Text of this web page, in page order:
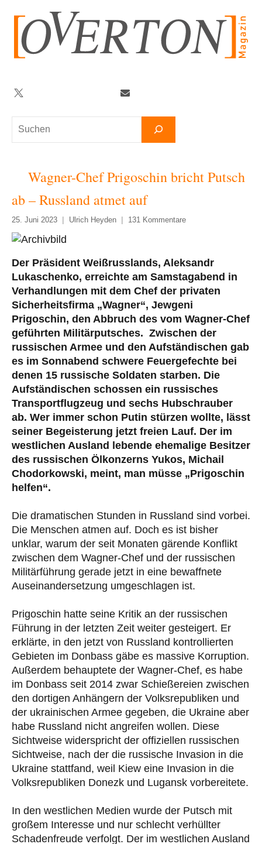
springen
Suchen
Twitter
Wagner-Chef Prigoschin bricht Putsch
ab – Russland atmet auf
25. Juni 2023 Ulrich Heyden 131 Kommentare
Der Präsident Weißrusslands, Aleksandr
Lukaschenko, erreichte am Samstagabend in
Verhandlungen mit dem Chef der privaten
Sicherheitsfirma „Wagner“, Jewgeni
Prigoschin, den Abbruch des vom Wagner-Chef
geführten Militärputsches. Zwischen der
russischen Armee und den Aufständischen gab
es im Sonnabend schwere Feuergefechte bei
denen 15 russische Soldaten starben. Die
Aufständischen schossen ein russisches
Transportflugzeug und sechs Hubschrauber
ab. Wer immer schon Putin stürzen wollte, lässt
seiner Begeisterung jetzt freien Lauf. Der im
westlichen Ausland lebende ehemalige Besitzer
des russischen Ölkonzerns Yukos, Michail
Chodorkowski, meint, man müsse „Prigoschin
helfen“.
Die dramatischen Stunden in Russland sind vorbei.
Die Menschen atmen auf. Doch es ist bisher
unklar, warum der seit Monaten gärende Konflikt
zwischen dem Wagner-Chef und der russischen
Militärführung gerade jetzt in eine bewaffnete
Auseinandersetzung umgeschlagen ist.
Prigoschin hatte seine Kritik an der russischen
Führung in der letzten Zeit weiter gesteigert. Er
erklärte, in den jetzt von Russland kontrollierten
Gebieten im Donbass gäbe es massive Korruption.
Außerdem behauptete der Wagner-Chef, es habe
im Donbass seit 2014 zwar Schießereien zwischen
den dortigen Anhängern der Volksrepubliken und
der ukrainischen Armee gegeben, die Ukraine aber
habe Russland nicht angreifen wollen. Diese
Sichtweise widerspricht der offiziellen russischen
Sichtweise, nach der die russische Invasion in die
Ukraine stattfand, weil Kiew eine Invasion in die
Volksrepubliken Donezk und Lugansk vorbereitete.
In den westlichen Medien wurde der Putsch mit
großem Interesse und nur schlecht verhüllter
Schadenfreude verfolgt. Der im westlichen Ausland